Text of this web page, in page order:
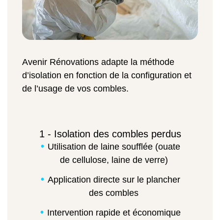
Avenir Rénovations adapte la méthode
d’isolation en fonction de la configuration et
de l’usage de vos combles.
1 - Isolation des combles perdus
Utilisation de laine soufflée (ouate
de cellulose, laine de verre)
Application directe sur le plancher
des combles
Intervention rapide et économique